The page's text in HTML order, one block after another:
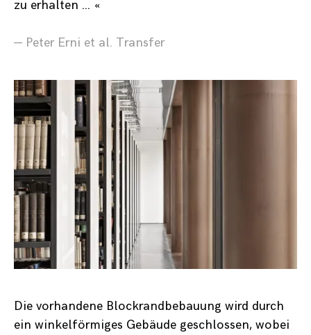
zu erhalten … «
— Peter Erni et al. Transfer
Die vorhandene Blockrandbebauung wird durch
ein winkelförmiges Gebäude geschlossen, wobei